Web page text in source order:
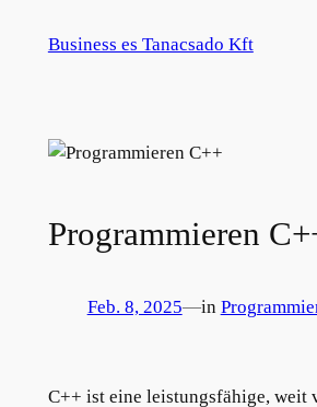
InhaltBusiness es Tanacsado Kft
Programmieren
Feb. 8, 2025—in
C++ ist eine leistungsfähige, weit